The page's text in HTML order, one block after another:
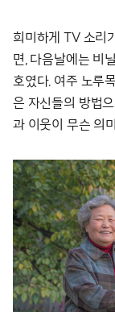
희미하게 TV 소리
면, 다음날에는 비
호였다. 여주 노루
은 자신들의 방법
과 이웃이 무슨 의